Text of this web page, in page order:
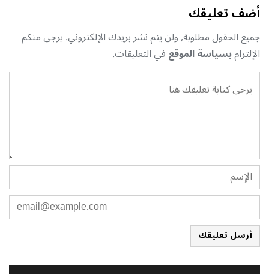
أضف تعليقك
جميع الحقول مطلوبة, ولن يتم نشر بريدك الإلكتروني. يرجى منكم
الإلتزامبسياسة الموقعفي التعليقات.
أرسل تعليقك